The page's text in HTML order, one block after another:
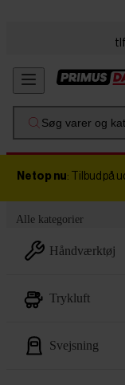
Søg varer og
Netop nu: Tilbud på
Alle kategorier
håndværktøj
trykluft
svejsning